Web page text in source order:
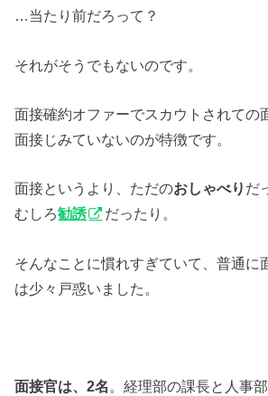
…当たり前だろって？
それがそうでもないのです。
面接確約オファーでスカウトされての
面接じみていないのが特徴です。
面接というより、ただのおしゃべり だ
むしろ勧誘 だったり。
そんなことに慣れすぎていて、普通に
は少々戸惑いました。
面接官は、2名 。経理部の課長と人事部